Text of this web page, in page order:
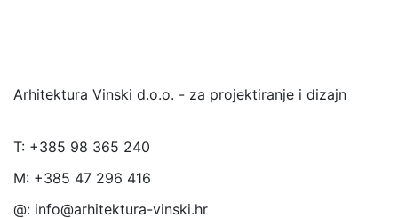
Arhitektura Vinski d.o.o. - za projektiranje i dizajn
T: +385 98 365 240
M: +385 47 296 416
@: info@arhitektura-vinski.hr